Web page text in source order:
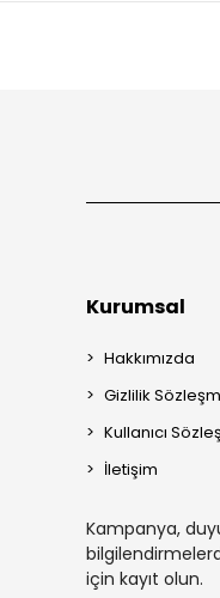
Kurumsal
Hakkımızda
Gizlilik
Kullanıcı
İletişim
Kampanya,
için kayıt olun.